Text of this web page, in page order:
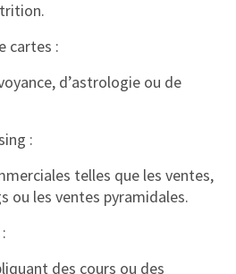
cartes :
d’astrologie ou de
:
telles que les ventes,
ou les ventes pyramidales.
des cours ou des